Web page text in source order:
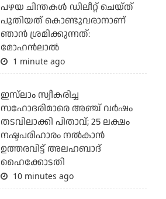
പഴയ ചിന്തകള്‍ ഡിലീറ്റ് ചെയ്ത്
പുതിയത് കൊണ്ടുവരാനാണ്
ഞാന്‍ ശ്രമിക്കുന്നത്:
മോഹന്‍ലാല്‍
1 minute ago
ഇസ്‌ലാം സ്വീകരിച്ച
സഹോദരിമാരെ അഞ്ച് വര്‍ഷം
തടവിലാക്കി പിതാവ്; 25 ലക്ഷം
നഷ്ടപരിഹാരം നല്‍കാന്‍
ഉത്തരവിട്ട് അലഹബാദ്
ഹൈക്കോടതി
10 minutes ago